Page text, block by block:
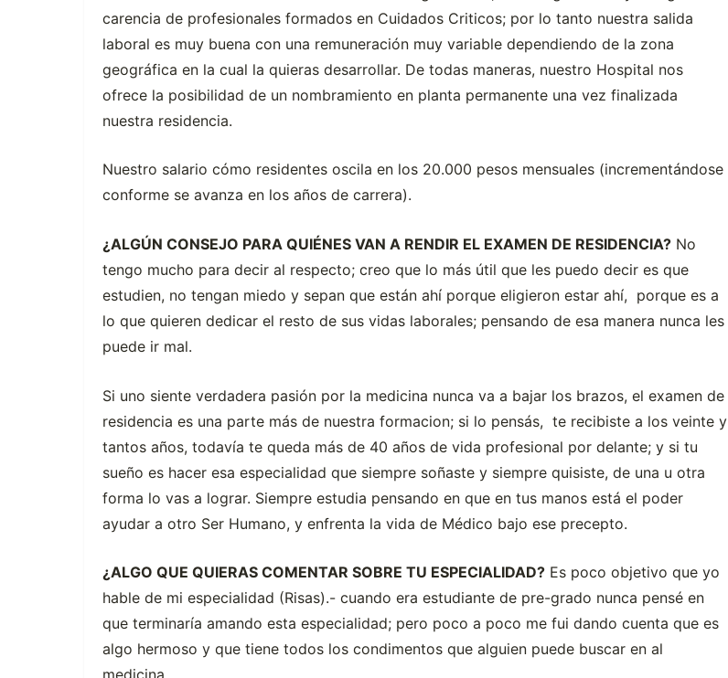
carencia de profesionales formados en Cuidados Criticos; por lo tanto nuestra salida
laboral es muy buena con una remuneración muy variable dependiendo de la zona
geográfica en la cual la quieras desarrollar. De todas maneras, nuestro Hospital nos
ofrece la posibilidad de un nombramiento en planta permanente una vez finalizada
nuestra residencia.
Nuestro salario cómo residentes oscila en los 20.000 pesos mensuales (incrementándose
conforme se avanza en los años de carrera).
¿ALGÚN CONSEJO PARA QUIÉNES VAN A RENDIR EL EXAMEN DE RESIDENCIA? No
tengo mucho para decir al respecto; creo que lo más útil que les puedo decir es que
estudien, no tengan miedo y sepan que están ahí porque eligieron estar ahí, porque es a
lo que quieren dedicar el resto de sus vidas laborales; pensando de esa manera nunca les
puede ir mal.
Si uno siente verdadera pasión por la medicina nunca va a bajar los brazos, el examen de
residencia es una parte más de nuestra formacion; si lo pensás, te recibiste a los veinte y
tantos años, todavía te queda más de 40 años de vida profesional por delante; y si tu
sueño es hacer esa especialidad que siempre soñaste y siempre quisiste, de una u otra
forma lo vas a lograr. Siempre estudia pensando en que en tus manos está el poder
ayudar a otro Ser Humano, y enfrenta la vida de Médico bajo ese precepto.
¿ALGO QUE QUIERAS COMENTAR SOBRE TU ESPECIALIDAD? Es poco objetivo que yo
hable de mi especialidad (Risas).- cuando era estudiante de pre-grado nunca pensé en
que terminaría amando esta especialidad; pero poco a poco me fui dando cuenta que es
algo hermoso y que tiene todos los condimentos que alguien puede buscar en al